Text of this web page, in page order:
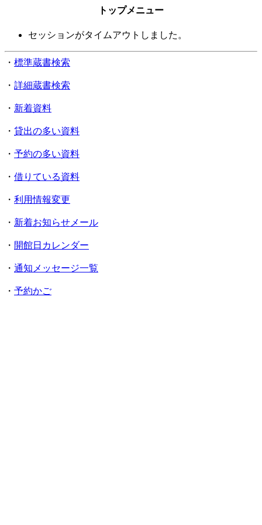
トップメニュー
セッションがタイムアウトしました。
・ 標準蔵書検索
・ 詳細蔵書検索
・ 新着資料
・ 貸出の多い資料
・ 予約の多い資料
・ 借りている資料
・ 利用情報変更
・ 新着お知らせメール
・ 開館日カレンダー
・ 通知メッセージ一覧
・ 予約かご